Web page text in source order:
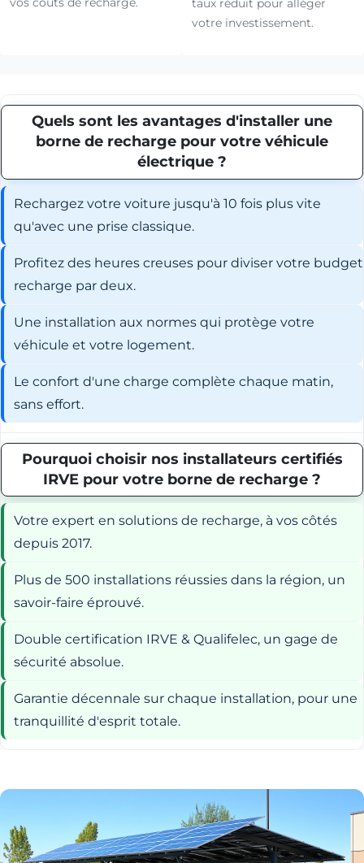
taux réduit pour alléger
votre investissement.
Quels sont les avantages d'installer une
borne de recharge pour votre véhicule
électrique ?
Rechargez votre voiture jusqu'à 10 fois plus vite
qu'avec une prise classique.
Profitez des heures creuses pour diviser votre budget
recharge par deux.
Une installation aux normes qui protège votre
véhicule et votre logement.
Le confort d'une charge complète chaque matin,
sans effort.
Pourquoi choisir nos installateurs certifiés
IRVE pour votre borne de recharge ?
Votre expert en solutions de recharge, à vos côtés
depuis 2017.
Plus de 500 installations réussies dans la région, un
savoir-faire éprouvé.
Double certification IRVE & Qualifelec, un gage de
sécurité absolue.
Garantie décennale sur chaque installation, pour une
tranquillité d'esprit totale.